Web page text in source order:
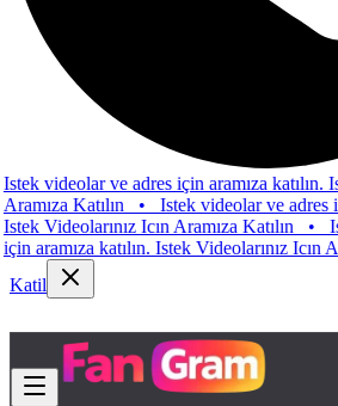
ve adres için aramıza katılın. Istek
Katılın•Istek videolar ve adres için
Icın Aramıza Katılın•Istek
katılın. Istek Videolarınız Icın
Katil